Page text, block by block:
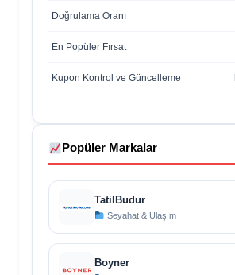
Doğrulama Oranı
En Popüler Fırsat
Kupon Kontrol ve Güncelleme
Popüler Markalar
TatilBudur
Seyahat & Ulaşım
Boyner